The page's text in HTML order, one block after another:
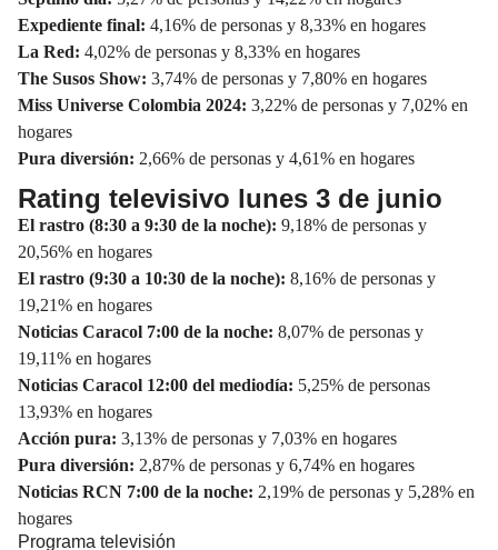
Expediente final: 4,16% de personas y 8,33% en hogares
La Red: 4,02% de personas y 8,33% en hogares
The Susos Show: 3,74% de personas y 7,80% en hogares
Miss Universe Colombia 2024: 3,22% de personas y 7,02% en
hogares
Pura diversión: 2,66% de personas y 4,61% en hogares
Rating televisivo lunes 3 de junio
El rastro (8:30 a 9:30 de la noche): 9,18% de personas y
20,56% en hogares
El rastro (9:30 a 10:30 de la noche): 8,16% de personas y
19,21% en hogares
Noticias Caracol 7:00 de la noche: 8,07% de personas y
19,11% en hogares
Noticias Caracol 12:00 del mediodía: 5,25% de personas
13,93% en hogares
Acción pura: 3,13% de personas y 7,03% en hogares
Pura diversión: 2,87% de personas y 6,74% en hogares
Noticias RCN 7:00 de la noche: 2,19% de personas y 5,28% en
hogares
Programa televisión